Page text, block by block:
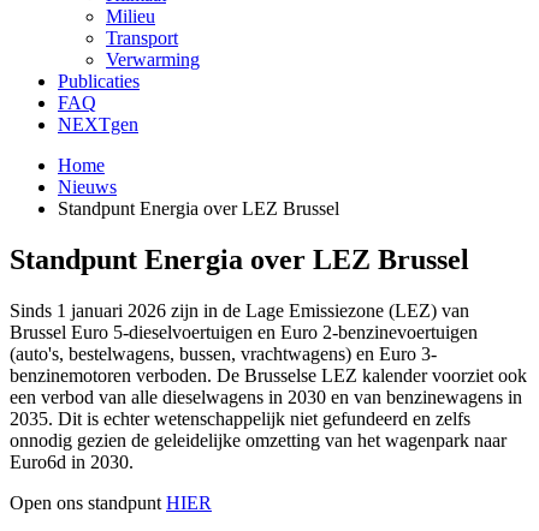
Milieu
Transport
Verwarming
Publicaties
FAQ
NEXTgen
Home
Nieuws
Standpunt Energia over LEZ Brussel
Standpunt Energia over LEZ Brussel
Sinds 1 januari 2026 zijn in de Lage Emissiezone (LEZ) van
Brussel Euro 5-dieselvoertuigen en Euro 2-benzinevoertuigen
(auto's, bestelwagens, bussen, vrachtwagens) en Euro 3-
benzinemotoren verboden. De Brusselse LEZ kalender voorziet ook
een verbod van alle dieselwagens in 2030 en van benzinewagens in
2035. Dit is echter wetenschappelijk niet gefundeerd en zelfs
onnodig gezien de geleidelijke omzetting van het wagenpark naar
Euro6d in 2030.
Open ons standpunt HIER